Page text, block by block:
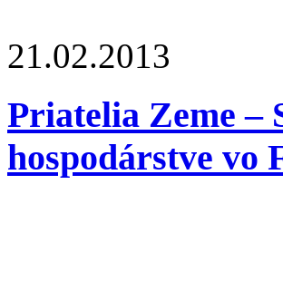
21.02.2013
Priatelia Zeme –
hospodárstve vo